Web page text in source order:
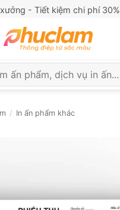
- Tiết kiệm chi phí 30%
/ In ấn phẩm khác